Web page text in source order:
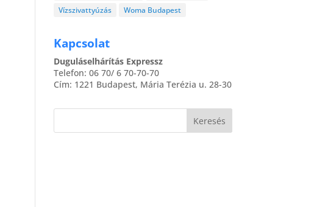
Ócsa
Duguláselhárítás Pomáz
Százhalombatta
Szentendre
Szigetszentmiklós
Tököl
Vízszivattyúzás
Woma Budapest
Kapcsolat
Duguláselhárítás Expressz
Telefon:06 70/ 6 70-70-70
Cím: 1221 Budapest, Mária Terézia u. 28-30